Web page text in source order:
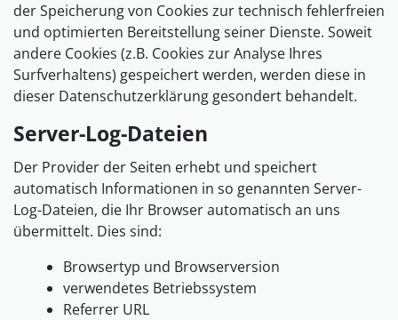
der Speicherung von Cookies zur technisch fehlerfreien
und optimierten Bereitstellung seiner Dienste. Soweit
andere Cookies (z.B. Cookies zur Analyse Ihres
Surfverhaltens) gespeichert werden, werden diese in
dieser Datenschutzerklärung gesondert behandelt.
Server-Log-Dateien
Der Provider der Seiten erhebt und speichert
automatisch Informationen in so genannten Server-
Log-Dateien, die Ihr Browser automatisch an uns
übermittelt. Dies sind:
Browsertyp und Browserversion
verwendetes Betriebssystem
Referrer URL